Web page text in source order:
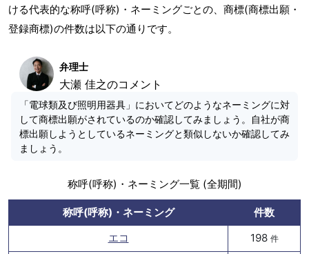
ける代表的な称呼(呼称)・ネーミングごとの、商標(商標出願・
登録商標)の件数は以下の通りです。
弁理士
大瀬 佳之のコメント
「電球類及び照明用器具」においてどのようなネーミングに対
して商標出願がされているのか確認してみましょう。自社が商
標出願しようとしているネーミングと類似しないか確認してみ
ましょう。
称呼(呼称)・ネーミング一覧 (全期間)
称呼(呼称)・ネーミング
件数
エコ
198 件